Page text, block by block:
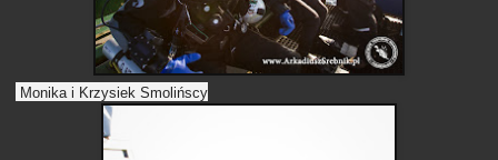
Monika i Krzysiek Smolińscy